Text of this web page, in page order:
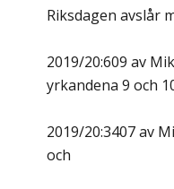
Riksdagen avslår
2019/20:609 av
yrkandena 9 och
2019/20:3407 av
och